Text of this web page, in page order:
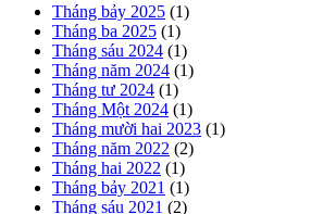
Tháng bảy 2025 (1)
Tháng ba 2025 (1)
Tháng sáu 2024 (1)
Tháng năm 2024 (1)
Tháng tư 2024 (1)
Tháng Một 2024 (1)
Tháng mười hai 2023 (1)
Tháng năm 2022 (2)
Tháng hai 2022 (1)
Tháng bảy 2021 (1)
Tháng sáu 2021 (2)